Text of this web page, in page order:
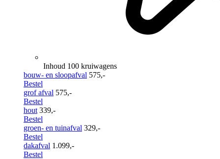
Inhoud 100 kruiwagens
bouw- en sloopafval 575,-
Bestel
grof afval 575,-
Bestel
hout 339,-
Bestel
groen- en tuinafval 329,-
Bestel
dakafval 1.099,-
Bestel